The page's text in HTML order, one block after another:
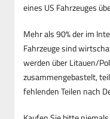
eines US Fahrzeuges
Mehr als 90% der im
Fahrzeuge sind
werden über Litauen/
zusammengebastelt,
fehlenden Teilen nach